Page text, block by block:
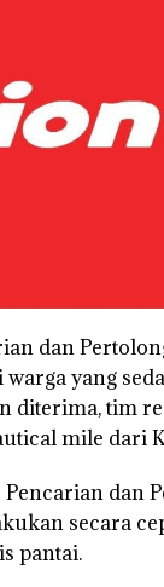
dan
warga yang
diterima, tim
mile dari
dan
secara
pantai.